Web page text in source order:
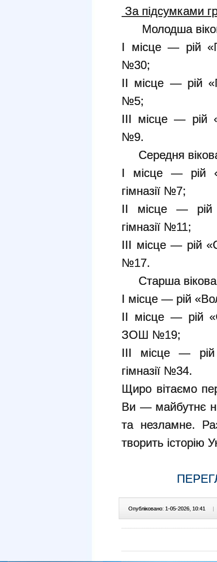
За підсумками
Молодша
І місце — рій
№30;
ІІ місце — рій
№5;
ІІІ місце — рій
№9.
Середня
І місце — рій
гімназії №7;
ІІ місце — рій
гімназії №11;
ІІІ місце — рій
№17.
Старша вікова
І місце — рій
ІІ місце — рій
ЗОШ №19;
ІІІ місце — рій
гімназії №34.
Щиро вітаємо
Ви — майбутнє
та незламне.
творить історію
Опубліковано: 1-05-2026, 10:41 |